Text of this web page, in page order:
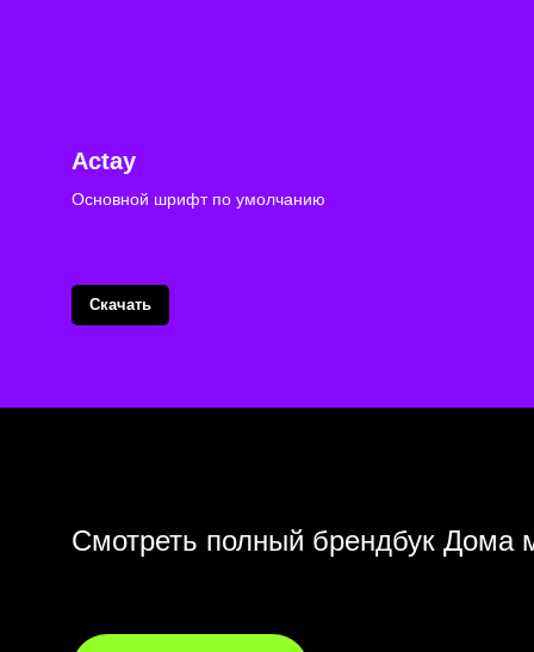
Actay
Основной шрифт по умолчанию
Скачать
Смотреть полный брендбук Дома